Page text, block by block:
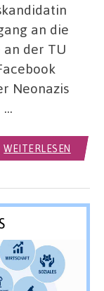
an die
der TU
Neonazis
…
WEITERLESEN